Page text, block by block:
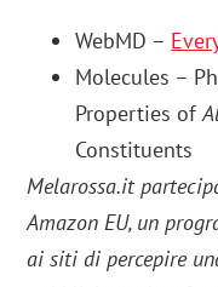
WebMD –
Molecules –
Properties of
Constituents
Melarossa.it
Amazon EU, un
ai siti di percepire